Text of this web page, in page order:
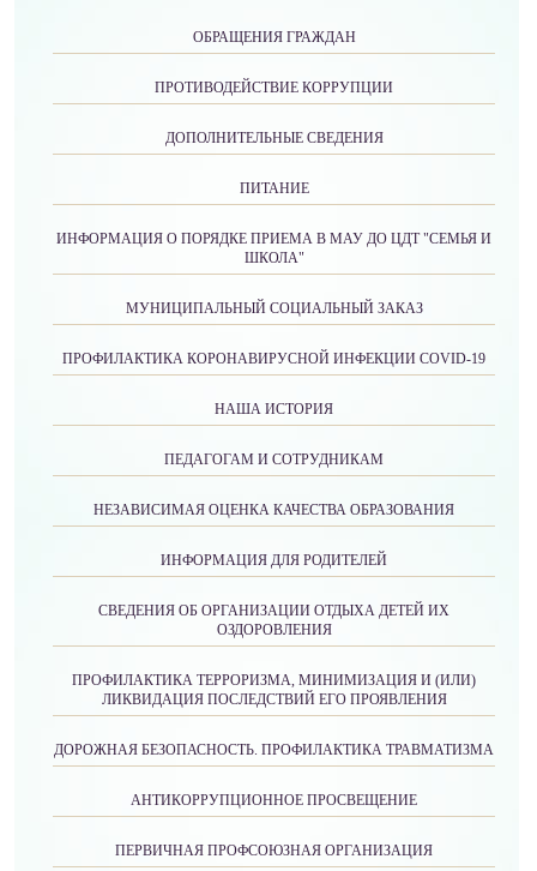
ОБРАЩЕНИЯ ГРАЖДАН
ПРОТИВОДЕЙСТВИЕ КОРРУПЦИИ
ДОПОЛНИТЕЛЬНЫЕ СВЕДЕНИЯ
ПИТАНИЕ
ИНФОРМАЦИЯ О ПОРЯДКЕ ПРИЕМА В МАУ ДО ЦДТ "СЕМЬЯ И
ШКОЛА"
МУНИЦИПАЛЬНЫЙ СОЦИАЛЬНЫЙ ЗАКАЗ
ПРОФИЛАКТИКА КОРОНАВИРУСНОЙ ИНФЕКЦИИ COVID-19
НАША ИСТОРИЯ
ПЕДАГОГАМ И СОТРУДНИКАМ
НЕЗАВИСИМАЯ ОЦЕНКА КАЧЕСТВА ОБРАЗОВАНИЯ
ИНФОРМАЦИЯ ДЛЯ РОДИТЕЛЕЙ
СВЕДЕНИЯ ОБ ОРГАНИЗАЦИИ ОТДЫХА ДЕТЕЙ ИХ
ОЗДОРОВЛЕНИЯ
ПРОФИЛАКТИКА ТЕРРОРИЗМА, МИНИМИЗАЦИЯ И (ИЛИ)
ЛИКВИДАЦИЯ ПОСЛЕДСТВИЙ ЕГО ПРОЯВЛЕНИЯ
ДОРОЖНАЯ БЕЗОПАСНОСТЬ. ПРОФИЛАКТИКА ТРАВМАТИЗМА
АНТИКОРРУПЦИОННОЕ ПРОСВЕЩЕНИЕ
ПЕРВИЧНАЯ ПРОФСОЮЗНАЯ ОРГАНИЗАЦИЯ